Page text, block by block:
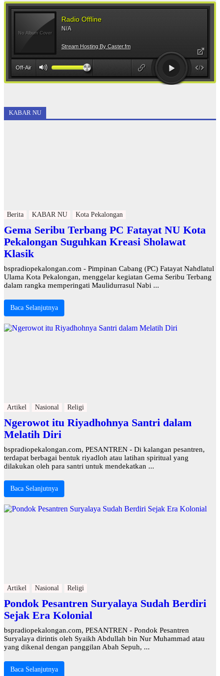
KABAR NU
Berita KABAR NU Kota Pekalongan
Gema Seribu Terbang PC Fatayat NU Kota
Pekalongan Suguhkan Kreasi Sholawat
Klasik
bspradiopekalongan.com - Pimpinan Cabang (PC) Fatayat Nahdlatul
Ulama Kota Pekalongan, menggelar kegiatan Gema Seribu Terbang
dalam rangka memperingati Maulidurrasul Nabi ...
Baca Selanjutnya
Artikel Nasional Religi
Ngerowot itu Riyadhohnya Santri dalam
Melatih Diri
bspradiopekalongan.com, PESANTREN - Di kalangan pesantren,
terdapat berbagai bentuk riyadloh atau latihan spiritual yang
dilakukan oleh para santri untuk mendekatkan ...
Baca Selanjutnya
Artikel Nasional Religi
Pondok Pesantren Suryalaya Sudah Berdiri
Sejak Era Kolonial
bspradiopekalongan.com, PESANTREN - Pondok Pesantren
Suryalaya dirintis oleh Syaikh Abdullah bin Nur Muhammad atau
yang dikenal dengan panggilan Abah Sepuh, ...
Baca Selanjutnya